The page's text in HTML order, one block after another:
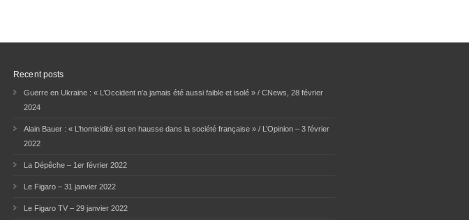
Recent posts
Guerre en Ukraine : « L’Occident n’a jamais été aussi faible et isolé » / CNews, 28 février
2024
Alain Bauer : « L’homicidité est en hausse dans la société française » / L’Opinion – 3 février
2022
La Dépêche – 1er février 2022
Le Figaro – 31 janvier 2022
Le Figaro TV – 29 janvier 2022